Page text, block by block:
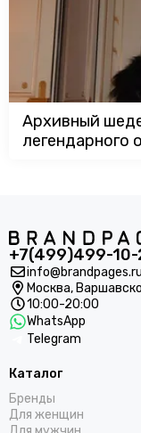
Архивный
легендарного
+7(499)499-10-
info@brandpages.ru
Москва,
10:00-20:00
WhatsApp
Telegram
Каталог
Бренды
Для женщин